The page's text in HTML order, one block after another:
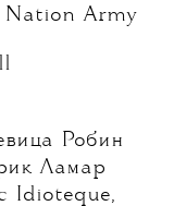
Nation Army
Робин
Ламар
Idioteque,